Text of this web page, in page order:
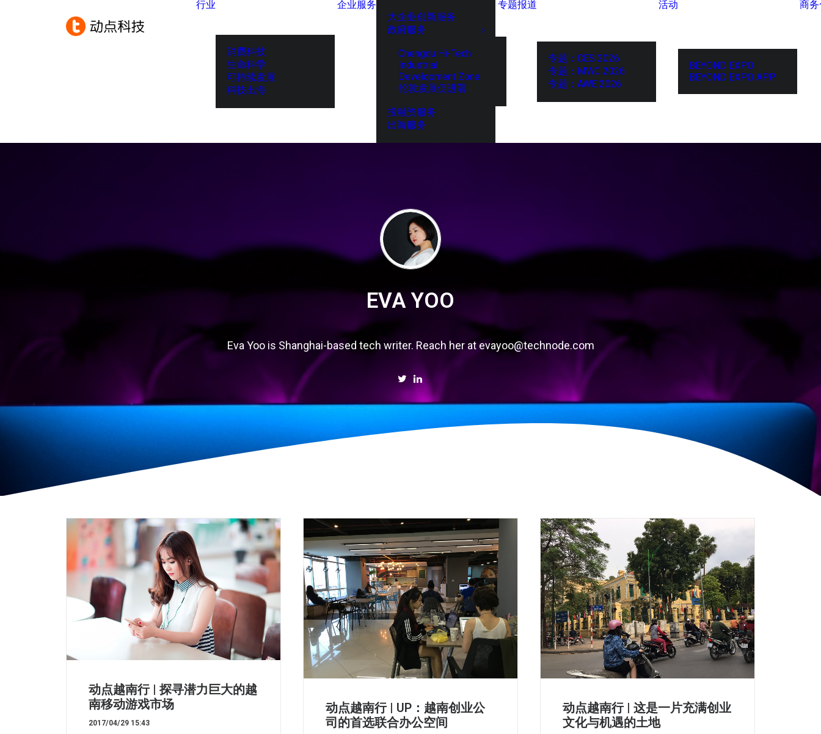
行业
消费科技
生命科学
可持续发展
科技出海
企业服务
大企业创新服务
政府服务
Chengdu Hi-Tech
Industrial
Development Zone
伦敦发展促进署
投融资服务
出海服务
专题报道
专题：CES 2026
专题：MWC 2026
专题：AWE 2026
活动
BEYOND EXPO
BEYOND EXPO APP
商
EVA YOO
Eva Yoo is Shanghai-based tech writer. Reach her at evayoo@technode.com
动点越南行 | 探寻潜力巨大的越
南移动游戏市场
2017/04/29 15:43
动点越南行 | UP：越南创业公
司的首选联合办公空间
动点越南行 | 这是一片充满创业
文化与机遇的土地